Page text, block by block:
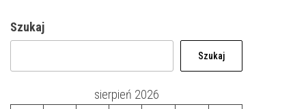
Szukaj
Szukaj
sierpień 2026